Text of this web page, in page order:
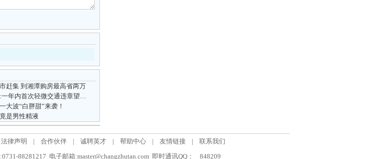
赶集 到湘潭购房最高省两万
湖南酝酿交通新政:一年内首次轻微交通违章望免罚
大波“白胖甜”来袭！
是男性精液
法律声明 | 合作伙伴 | 诚聘英才 | 帮助中心 | 友情链接 |
联系我们
88281217 电子邮箱:master@changzhutan.com 即时通讯QQ：
848209